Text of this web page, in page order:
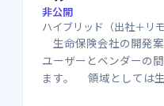
非公開
ハイブリッド（出社＋リモ
生命保険会社の開発
ユーザーとベンダーの間の立ち位置
ます。 領域としては